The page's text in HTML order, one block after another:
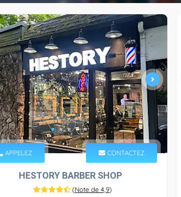
APPELEZ CONTACTEZ
HESTORY BARBER SHOP
(Note de 4,9)